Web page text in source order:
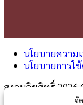
จั
นโยบายความ
นโยบายการใ
สงวนลิขสิทธิ์ 2026